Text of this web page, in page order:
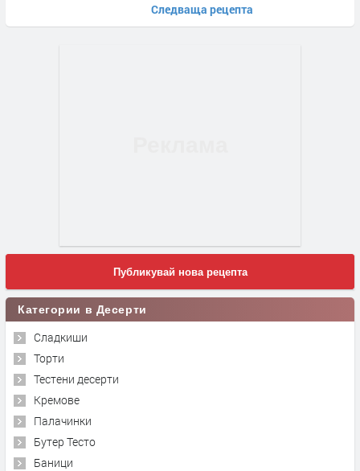
Следваща рецепта
Публикувай нова рецепта
Категории в Десерти
Сладкиши
Торти
Тестени десерти
Кремове
Палачинки
Бутер Тесто
Баници